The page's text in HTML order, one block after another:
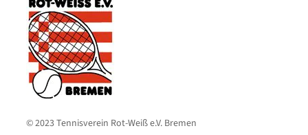
© 2023 Tennisverein Rot-Weiß e.V. Bremen